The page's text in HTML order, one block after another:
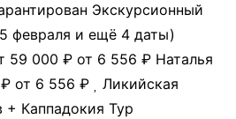
Экскурсионный
февраля и ещё 4 даты)
59 000 ₽ от 6 556 ₽ Наталья
от 6 556 ₽
Ликийская
+ Каппадокия Тур